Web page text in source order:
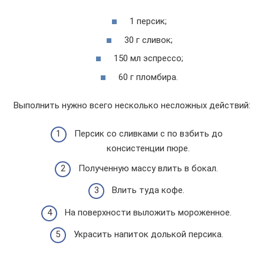
1 персик;
30 г сливок;
150 мл эспрессо;
60 г пломбира.
Выполнить нужно всего несколько несложных действий:
Персик со сливками с по взбить до
консистенции пюре.
Полученную массу влить в бокал.
Влить туда кофе.
На поверхности выложить мороженное.
Украсить напиток долькой персика.